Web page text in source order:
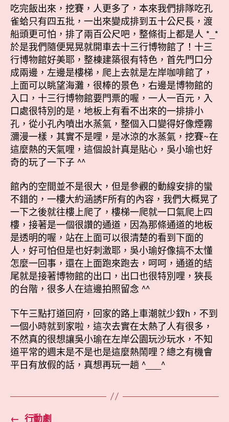
吃完飯出來，挖賽，人更多了，本來我們排隊吃孔
雀蛤只有四五批，一出來變成排到五十公尺長，渡
船頭更可怕，排了兩百公尺吧，整條街上都是人 *_*
於是我們隨便晃晃就開車去十三行博物館了！ 十三
行博物館好美耶，整棟建築很有特色，首先門口分
成兩邊，左邊是樓梯，爬上去就是左岸咖啡館了，
上面可以眺望海灘，很棒的景色，右邊是博物館的
入口，十三行博物館要門票的喔，一人一百元，入
口處很特別的是，地板上有看不出來的一排排小
孔，從小孔內噴出水蒸氣，整個入口變得好像煙霧
瀰漫一樣，其實不是哩，是冰涼的水蒸氣，挖賽~在
這麼熱的天氣哩，這個設計真是貼心，吳小瑜也好
奇的玩了一下子 ^^
館內的空間並不是很大，但是參觀的動線安排的蠻
不錯的，一樓大約涵誘F所有的內容，我們大概晃了
一下之後就往樓上爬了，樓梯一爬就一口氣爬上四
樓，接著是一個很讚的通道，因為那條通道的地板
是透明的喔，站在上面可以很清楚的看到下面的
人，好可怕但是也好刺激耶，吳小瑜好像搞不太懂
怎麼一回事，還在上面跑來跑去，呵呵，通道的結
尾就是接著博物館的出口，出口也很特別哩，狹長
的台階，很多人在這邊拍照留念 ^^
下午三點打道回府，回家的路上車潮就少釵h，不到
一個小時就到家啦，這次去實在太熱了人有很多，
不然真的很想讓吳小瑜在左岸公園玩沙玩水，不知
道平常的週末是不是也是這麼熱鬧哩？總之有機會
平日有放假的話，真想再玩一趟 ^___^
← 行動劇